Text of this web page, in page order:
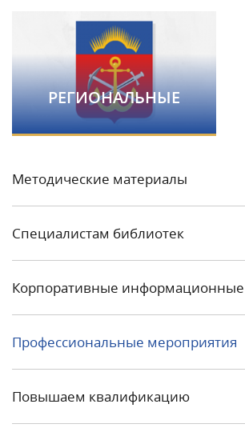
РЕГИОНАЛЬНЫЕ
Методические материалы
Специалистам библиотек
Корпоративные информационные
Профессиональные мероприятия
Повышаем квалификацию